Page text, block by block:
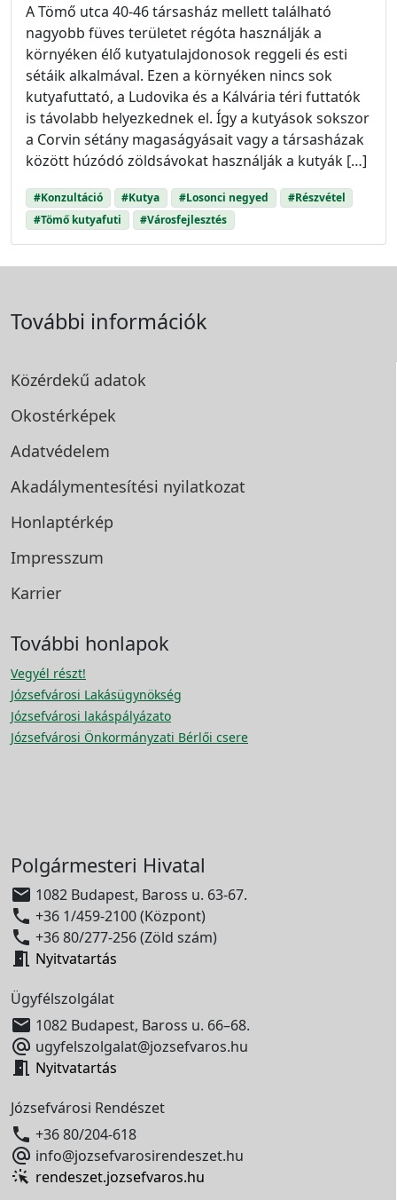
A Tömő utca 40-46 társasház mellett található
nagyobb füves területet régóta használják a
környéken élő kutyatulajdonosok reggeli és esti
sétáik alkalmával. Ezen a környéken nincs sok
kutyafuttató, a Ludovika és a Kálvária téri futtatók
is távolabb helyezkednek el. Így a kutyások sokszor
a Corvin sétány magaságyásait vagy a társasházak
között húzódó zöldsávokat használják a kutyák […]
#Konzultáció #Kutya #Losonci negyed
#Részvétel
#Tömő kutyafuti
#Városfejlesztés
További információk
Közérdekű adatok
Okostérképek
Adatvédelem
Akadálymentesítési nyilatkozat
Honlaptérkép
Impresszum
Karrier
További honlapok
Vegyél részt!
Józsefvárosi Lakásügynökség
Józsefvárosi lakáspályázato
Józsefvárosi Önkormányzati Bérlői csere
Polgármesteri Hivatal
 1082 Budapest, Baross u. 63-67.
 +36 1/459-2100 (Központ)
 +36 80/277-256 (Zöld szám)
 Nyitvatartás
Ügyfélszolgálat
 1082 Budapest, Baross u. 66–68.
 ugyfelszolgalat@jozsefvaros.hu
 Nyitvatartás
Józsefvárosi Rendészet
 +36 80/204-618
 info@jozsefvarosirendeszet.hu
rendeszet.jozsefvaros.hu